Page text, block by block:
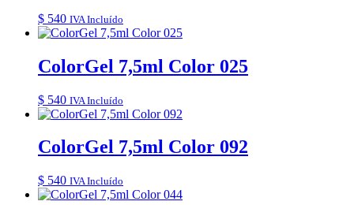
$ 540 IVA Incluído
ColorGel 7,5ml Color 025
$ 540 IVA Incluído
ColorGel 7,5ml Color 092
$ 540 IVA Incluído